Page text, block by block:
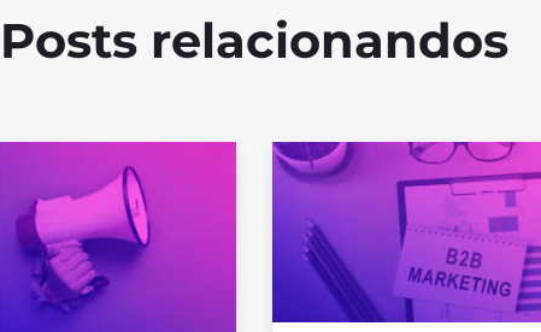
Posts relacionandos